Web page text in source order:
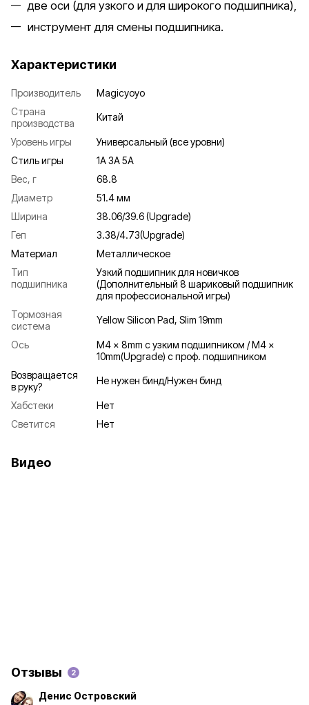
две оси (для узкого и для широкого подшипника),
инструмент для смены подшипника.
Характеристики
Производитель
Magicyoyo
Страна
производства
Китай
Уровень игры
Универсальный (все уровни)
Стиль игры
1A 3A 5A
Вес, г
68.8
Диаметр
51.4 мм
Ширина
38.06/39.6 (Upgrade)
Геп
3.38/4.73(Upgrade)
Материал
Металлическое
Тип
подшипника
Узкий подшипник для новичков
(Дополнительный 8 шариковый подшипник
для профессиональной игры)
Тормозная
система
Yellow Silicon Pad, Slim 19mm
Ось
M4 x 8mm с узким подшипником / M4 x
10mm(Upgrade) с проф. подшипником
Возвращается
в руку?
Не нужен бинд/Нужен бинд
Хабстеки
Нет
Светится
Нет
Видео
Отзывы 2
Денис Островский